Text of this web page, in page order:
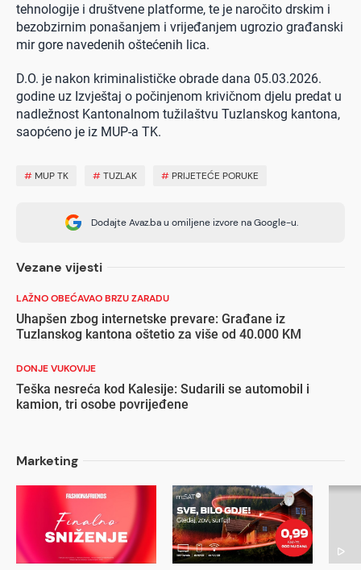
tehnologije i društvene platforme, te je naročito drskim i
bezobzirnim ponašanjem i vrijeđanjem ugrozio građanski
mir gore navedenih oštećenih lica.
D.O. je nakon kriminalističke obrade dana 05.03.2026.
godine uz Izvještaj o počinjenom krivičnom djelu predat u
nadležnost Kantonalnom tužilaštvu Tuzlanskog kantona,
saopćeno je iz MUP-a TK.
# MUP TK #TUZLAK # PRIJETEĆE PORUKE
Dodajte Avaz.ba u omiljene izvore na Google-u.
Vezane vijesti
LAŽNO OBEĆAVAO BRZU ZARADU
Uhapšen zbog internetske prevare: Građane iz
Tuzlanskog kantona oštetio za više od 40.000 KM
DONJE VUKOVIJE
Teška nesreća kod Kalesije: Sudarili se automobil i
kamion, tri osobe povrijeđene
Marketing